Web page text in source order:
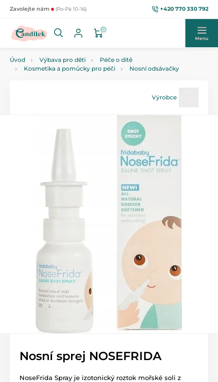
Zavolejte nám (Po-Pá 10-16) +420 770 330 792
0
Menu
Úvod Výbava pro děti
Péče o dítě
Kosmetika a pomůcky pro péči
Nosní odsávačky
Výrobce
Nosní sprej NOSEFRIDA
NoseFrida Spray je izotonický roztok mořské soli z